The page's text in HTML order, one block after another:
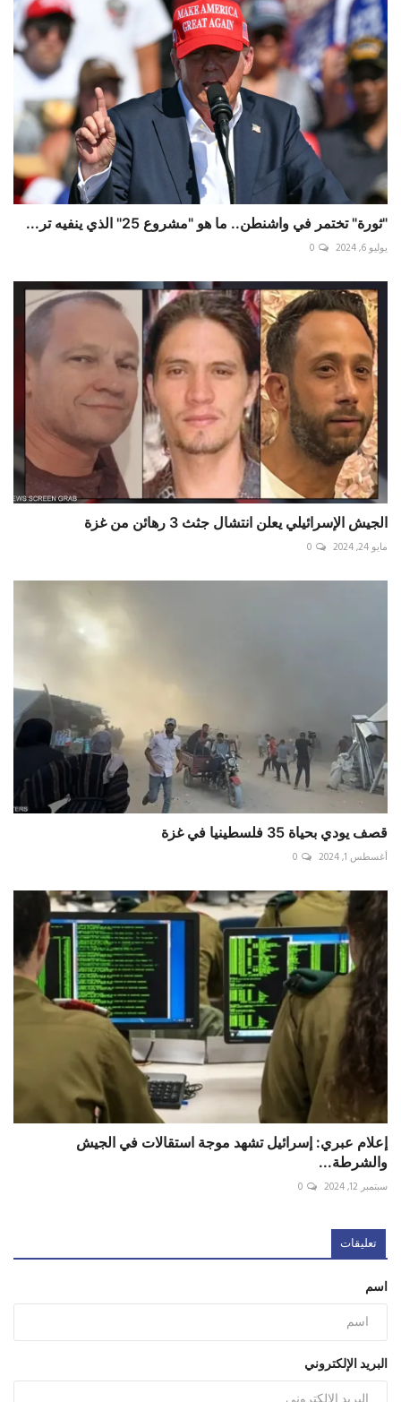
"ثورة" تختمر في واشنطن.. ما هو "مشروع 25" الذي ينفيه تر...
يوليو 6, 2024 0
الجيش الإسرائيلي يعلن انتشال جثث 3 رهائن من غزة
مايو 24, 2024 0
قصف يودي بحياة 35 فلسطينيا في غزة
أغسطس 1, 2024 0
إعلام عبري: إسرائيل تشهد موجة استقالات في الجيش
والشرطة...
سبتمبر 12, 2024 0
تعليقات
اسم
البريد الإلكتروني